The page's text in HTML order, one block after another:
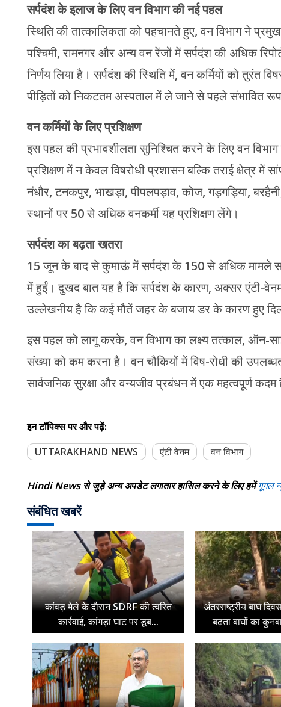
सर्पदंश के इलाज के लिए वन विभाग की नई पहल
स्थिति की तात्कालिकता को पहचानते हुए, वन विभाग ने
पश्चिमी, रामनगर और अन्य वन रेंजों में सर्पदंश की अधिक
निर्णय लिया है। सर्पदंश की स्थिति में, वन कर्मियों को तुरंत
पीड़ितों को निकटतम अस्पताल में ले जाने से पहले संभावित
वन कर्मियों के लिए प्रशिक्षण
इस पहल की प्रभावशीलता सुनिश्चित करने के लिए वन विभाग
प्रशिक्षण में न केवल विषरोधी प्रशासन बल्कि तराई क्षेत्र में
नंधौर, टनकपुर, भाखड़ा, पीपलपड़ाव, कोज, गड़गड़िया,
स्थानों पर 50 से अधिक वनकर्मी यह प्रशिक्षण लेंगे।
सर्पदंश का बढ़ता खतरा
15 जून के बाद से कुमाऊं में सर्पदंश के 150 से अधिक मामले
में हुईं। दुखद बात यह है कि सर्पदंश के कारण, अक्सर एंटी-
उल्लेखनीय है कि कई मौतें जहर के बजाय डर के कारण हुए
इस पहल को लागू करके, वन विभाग का लक्ष्य तत्काल, ऑन-
संख्या को कम करना है। वन चौकियों में विष-रोधी की
सार्वजनिक सुरक्षा और वन्यजीव प्रबंधन में एक महत्वपूर्ण कदम
इन टॉपिक्स पर और पढ़ें:
UTTARAKHAND NEWS
एंटी वेनम वन विभाग
Hindi News से जुड़े अन्य अपडेट लगातार हासिल करने के लिए हमेंगूगल
संबंधित खबरें
कांवड़ मेले के दौरान SDRF की त्वरित
कार्रवाई, कांगड़ा घाट पर डूब...
अंतरराष्ट्रीय बाघ
बढ़ता बाघों का